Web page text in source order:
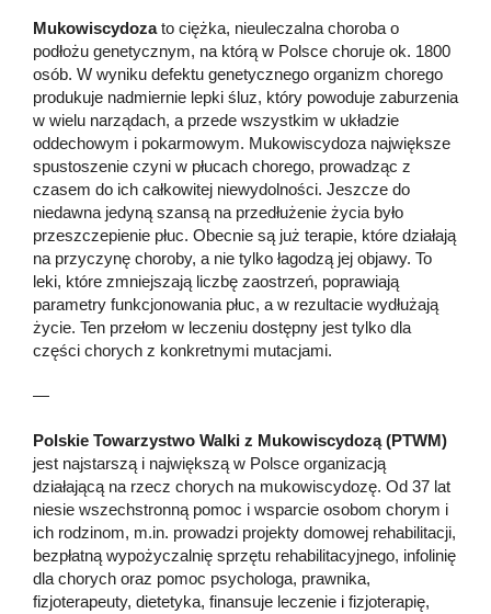
Mukowiscydozato ciężka, nieuleczalna choroba o
podłożu genetycznym, na którą w Polsce choruje ok. 1800
osób. W wyniku defektu genetycznego organizm chorego
produkuje nadmiernie lepki śluz, który powoduje zaburzenia
w wielu narządach, a przede wszystkim w układzie
oddechowym i pokarmowym. Mukowiscydoza największe
spustoszenie czyni w płucach chorego, prowadząc z
czasem do ich całkowitej niewydolności. Jeszcze do
niedawna jedyną szansą na przedłużenie życia było
przeszczepienie płuc. Obecnie są już terapie, które działają
na przyczynę choroby, a nie tylko łagodzą jej objawy. To
leki, które zmniejszają liczbę zaostrzeń, poprawiają
parametry funkcjonowania płuc, a w rezultacie wydłużają
życie. Ten przełom w leczeniu dostępny jest tylko dla
części chorych z konkretnymi mutacjami.
—
Polskie Towarzystwo Walki z Mukowiscydozą (PTWM)
jest najstarszą i największą w Polsce organizacją
działającą na rzecz chorych na mukowiscydozę. Od 37 lat
niesie wszechstronną pomoc i wsparcie osobom chorym i
ich rodzinom, m.in. prowadzi projekty domowej rehabilitacji,
bezpłatną wypożyczalnię sprzętu rehabilitacyjnego, infolinię
dla chorych oraz pomoc psychologa, prawnika,
fizjoterapeuty, dietetyka, finansuje leczenie i fizjoterapię,